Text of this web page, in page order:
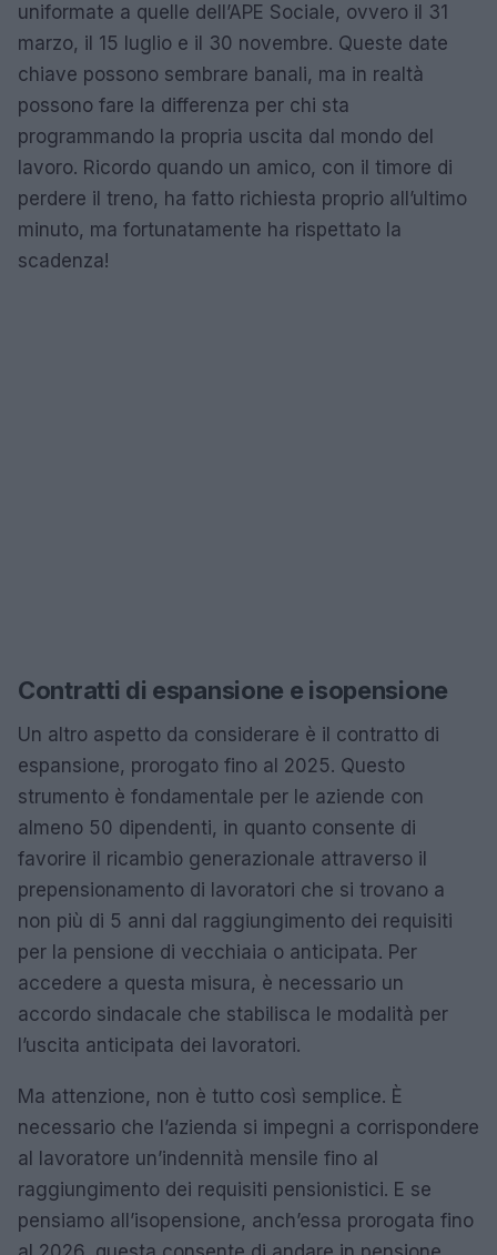
uniformate a quelle dell’APE Sociale, ovvero il 31
marzo, il 15 luglio e il 30 novembre. Queste date
chiave possono sembrare banali, ma in realtà
possono fare la differenza per chi sta
programmando la propria uscita dal mondo del
lavoro. Ricordo quando un amico, con il timore di
perdere il treno, ha fatto richiesta proprio all’ultimo
minuto, ma fortunatamente ha rispettato la
scadenza!
Contratti di espansione e isopensione
Un altro aspetto da considerare è il contratto di
espansione, prorogato fino al 2025. Questo
strumento è fondamentale per le aziende con
almeno 50 dipendenti, in quanto consente di
favorire il ricambio generazionale attraverso il
prepensionamento di lavoratori che si trovano a
non più di 5 anni dal raggiungimento dei requisiti
per la pensione di vecchiaia o anticipata. Per
accedere a questa misura, è necessario un
accordo sindacale che stabilisca le modalità per
l’uscita anticipata dei lavoratori.
Ma attenzione, non è tutto così semplice. È
necessario che l’azienda si impegni a corrispondere
al lavoratore un’indennità mensile fino al
raggiungimento dei requisiti pensionistici. E se
pensiamo all’isopensione, anch’essa prorogata fino